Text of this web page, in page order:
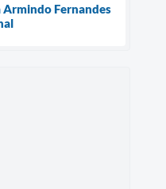
Armindo Fernandes